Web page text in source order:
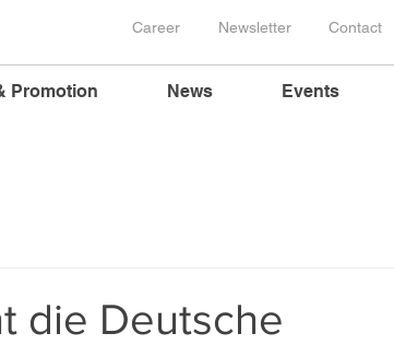
Career Newsletter Contact
Promotion News Events
die Deutsche